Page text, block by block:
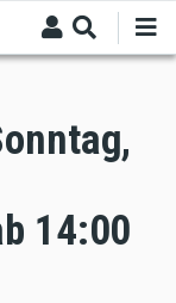
14:00